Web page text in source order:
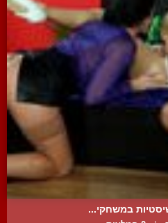
במשחקי...